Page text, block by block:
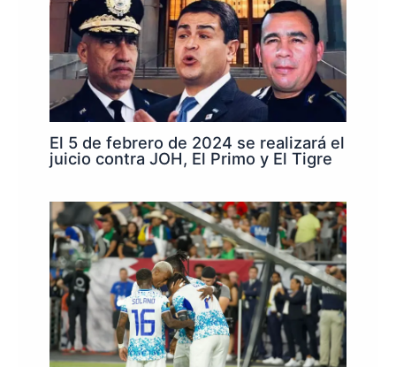
El 5 de febrero de 2024 se realizará el
juicio contra JOH, El Primo y El Tigre